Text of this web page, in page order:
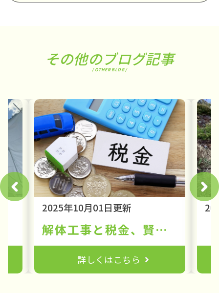
その他のブログ記事
/ OTHER BLOG /
2025年10月01日更新
解体工事と税金、賢く節税！知らないと損する5つのポイント
詳しくはこちら